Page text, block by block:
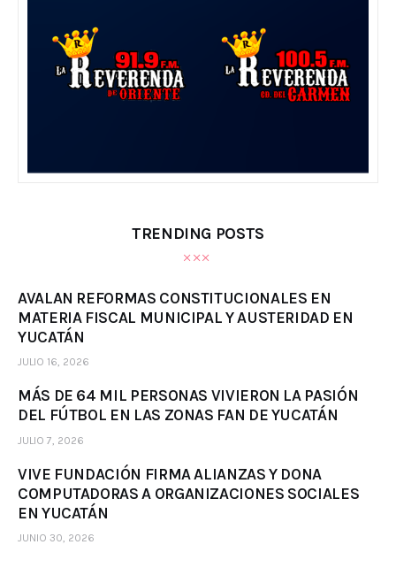
TRENDING POSTS
AVALAN REFORMAS CONSTITUCIONALES EN
MATERIA FISCAL MUNICIPAL Y AUSTERIDAD EN
YUCATÁN
JULIO 16, 2026
MÁS DE 64 MIL PERSONAS VIVIERON LA PASIÓN
DEL FÚTBOL EN LAS ZONAS FAN DE YUCATÁN
JULIO 7, 2026
VIVE FUNDACIÓN FIRMA ALIANZAS Y DONA
COMPUTADORAS A ORGANIZACIONES SOCIALES
EN YUCATÁN
JUNIO 30, 2026